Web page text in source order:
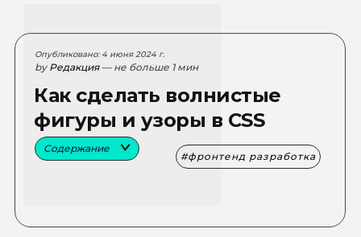
Опубликовано: 4 июня 2024 г.
by Редакция — не больше 1 мин
Как сделать волнистые
фигуры и узоры в CSS
Содержание
фронтенд разработка